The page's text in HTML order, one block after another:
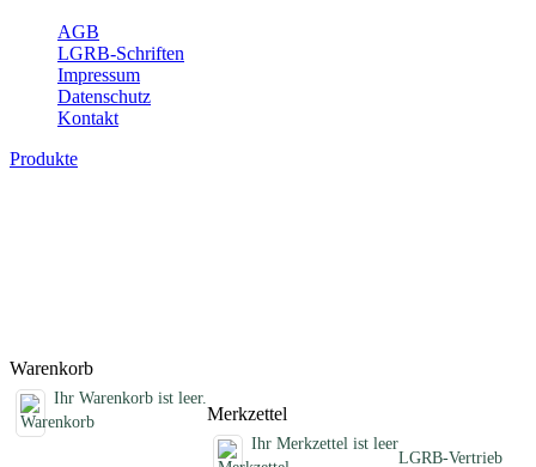
AGB
LGRB-Schriften
Impressum
Datenschutz
Kontakt
Produkte
Warenkorb
Ihr Warenkorb ist leer.
Merkzettel
Ihr Merkzettel ist leer
LGRB-Vertrieb